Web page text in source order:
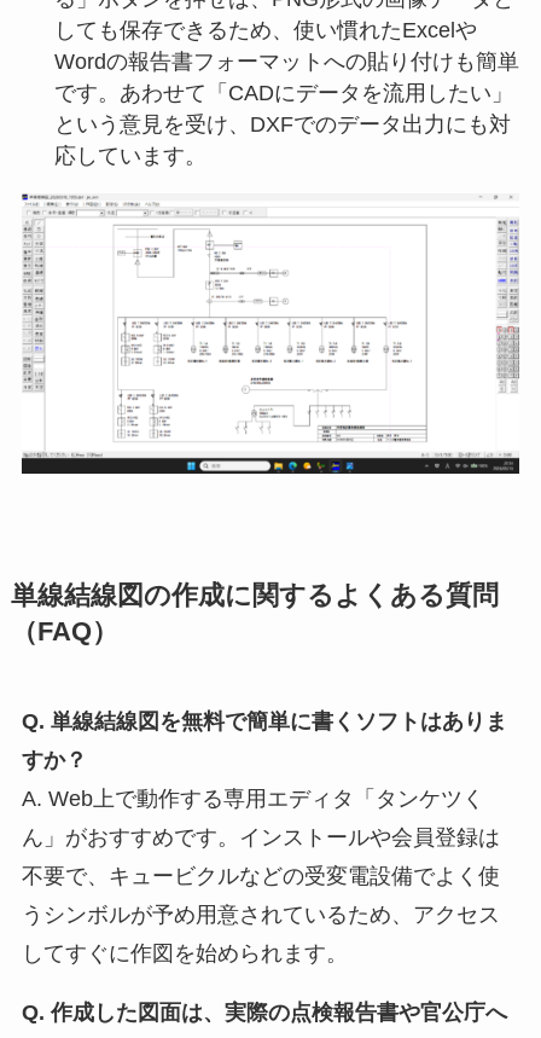
しても保存できるため、使い慣れたExcelや
Wordの報告書フォーマットへの貼り付けも簡単
です。あわせて「CADにデータを流用したい」
という意見を受け、DXFでのデータ出力にも対
応しています。
単線結線図の作成に関するよくある質問
（FAQ）
Q. 単線結線図を無料で簡単に書くソフトはありま
すか？
A. Web上で動作する専用エディタ「タンケツく
ん」がおすすめです。インストールや会員登録は
不要で、キュービクルなどの受変電設備でよく使
うシンボルが予め用意されているため、アクセス
してすぐに作図を始められます。
Q. 作成した図面は、実際の点検報告書や官公庁へ